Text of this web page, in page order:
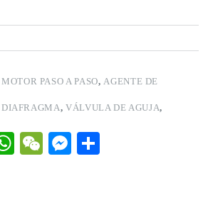
MOTOR PASO A PASO,AGENTE DE
,VÁLVULA DE AGUJA,
W
W
M